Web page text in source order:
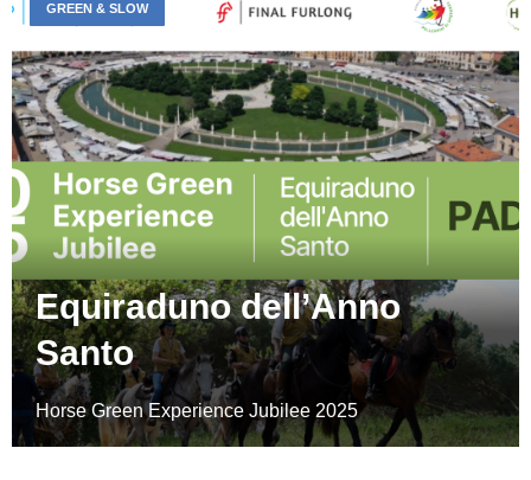
Equiraduno dell’Anno
Santo
Horse Green Experience Jubilee 2025
GREEN & SLOW